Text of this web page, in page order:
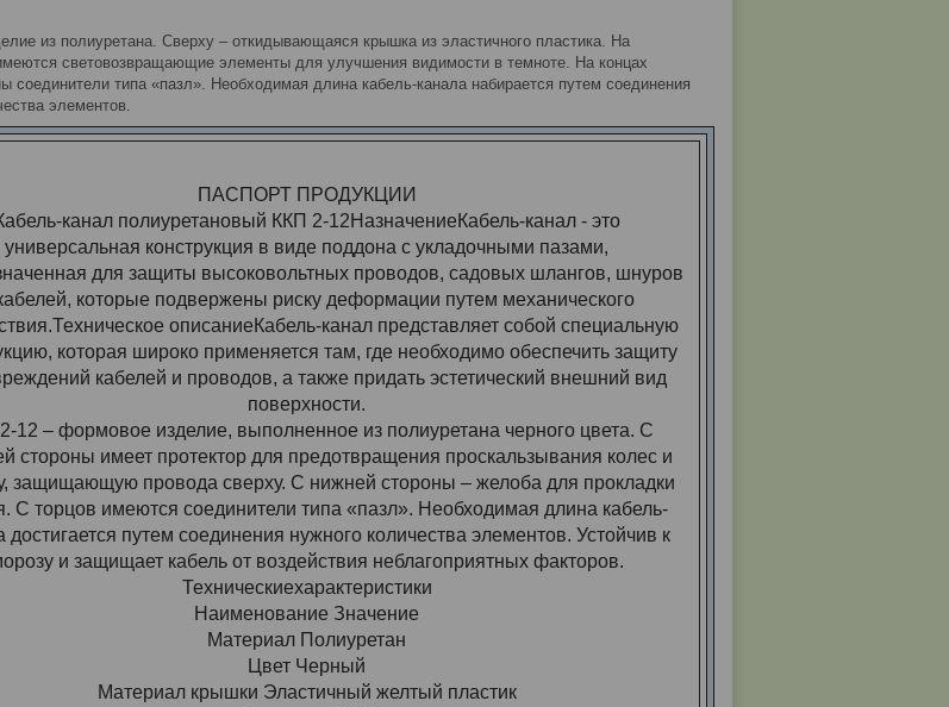
из полиуретана. Сверху – откидывающаяся крышка из эластичного пластика. На
световозвращающие элементы для улучшения видимости в темноте. На концах
соединители типа «пазл». Необходимая длина кабель-канала набирается путем соединения
элементов.
ПАСПОРТ ПРОДУКЦИИ
канал полиуретановый ККП 2-12НазначениеКабель-канал - это
универсальная конструкция в виде поддона с укладочными пазами,
для защиты высоковольтных проводов, садовых шлангов, шнуров
которые подвержены риску деформации путем механического
описаниеКабель-канал представляет собой специальную
которая широко применяется там, где необходимо обеспечить защиту
кабелей и проводов, а также придать эстетический внешний вид
поверхности.
12 – формовое изделие, выполненное из полиуретана черного цвета. С
стороны имеет протектор для предотвращения проскальзывания колес и
защищающую провода сверху. C нижней стороны – желоба для прокладки
С торцов имеются соединители типа «пазл». Необходимая длина кабель-
достигается путем соединения нужного количества элементов. Устойчив к
и защищает кабель от воздействия неблагоприятных факторов.
Техническиехарактеристики
Наименование Значение
Материал Полиуретан
Цвет Черный
Материал крышки Эластичный желтый пластик